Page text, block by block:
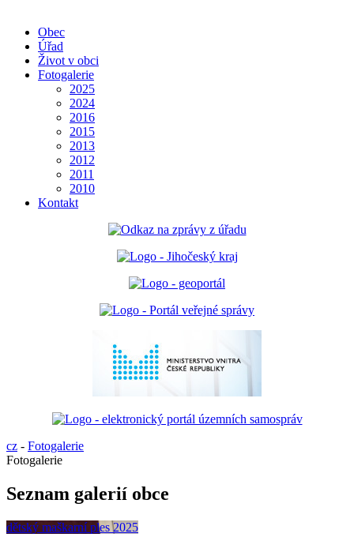
Obec
Úřad
Život v obci
Fotogalerie
2025
2024
2016
2015
2013
2012
2011
2010
Kontakt
cz - Fotogalerie
Fotogalerie
Seznam galerií obce
dětský maškarní ples 2025